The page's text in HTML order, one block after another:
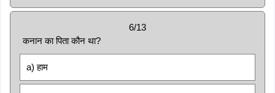
6/13
कनान का पिता कौन था?
a) हाम